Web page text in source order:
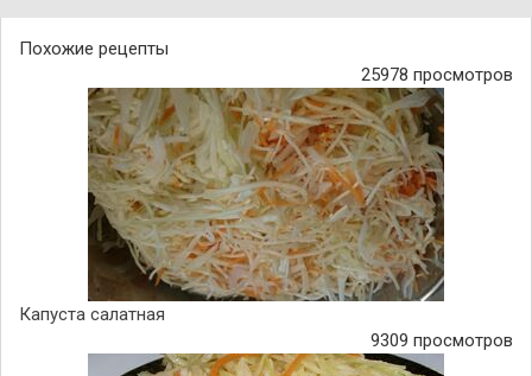
Похожие рецепты
25978 просмотров
Капуста салатная
9309 просмотров